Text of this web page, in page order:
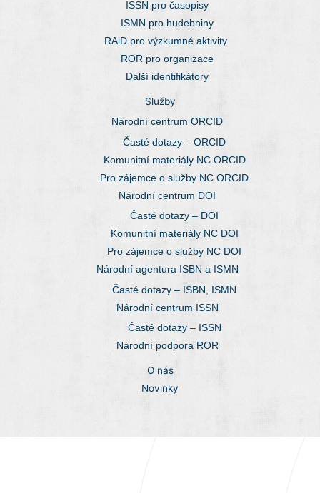
ISSN pro časopisy
ISMN pro hudebniny
RAiD pro výzkumné aktivity
ROR pro organizace
Další identifikátory
Služby
Národní centrum ORCID
Časté dotazy – ORCID
Komunitní materiály NC ORCID
Pro zájemce o služby NC ORCID
Národní centrum DOI
Časté dotazy – DOI
Komunitní materiály NC DOI
Pro zájemce o služby NC DOI
Národní agentura ISBN a ISMN
Časté dotazy – ISBN, ISMN
Národní centrum ISSN
Časté dotazy – ISSN
Národní podpora ROR
O nás
Novinky